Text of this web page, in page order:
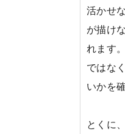
活かせ
が描け
れます
ではな
いかを
とくに